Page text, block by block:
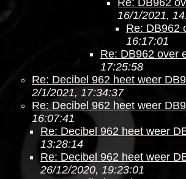
Re: DB962
16/1/2021,
Re: DB962
16:17:01
Re: DB962 over
17:25:58
Re: Decibel 962 heet weer
2/1/2021, 17:34:37
Re: Decibel 962 heet weer
16:07:41
Re: Decibel 962 heet weer
13:28:14
Re: Decibel 962 heet weer
26/12/2020, 19:23:01